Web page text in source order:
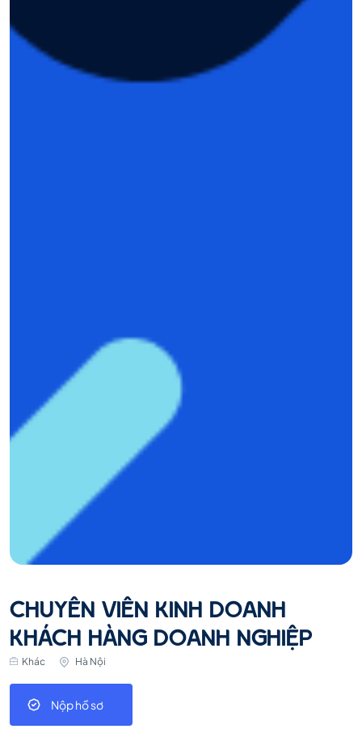
CHUYÊN VIÊN KINH DOANH
KHÁCH HÀNG DOANH NGHIỆP
Khác Hà Nội
Nộp hồ sơ